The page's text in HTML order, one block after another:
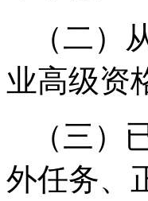
（二
业高级资
（三）
外任务、